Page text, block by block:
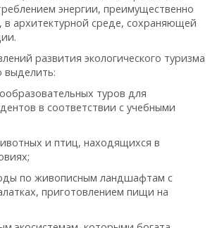
энергии, преимущественно
в архитектурной среде, сохраняющей
развития экологического туризма
выделить:
туров для
в соответствии с учебными
и птиц, находящихся в
по живописным ландшафтам с
приготовлением пищи на